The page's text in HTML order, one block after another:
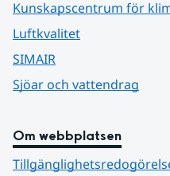
Kunskapscentrum för
Luftkvalitet
SIMAIR
Sjöar och vattendrag
Om webbplatsen